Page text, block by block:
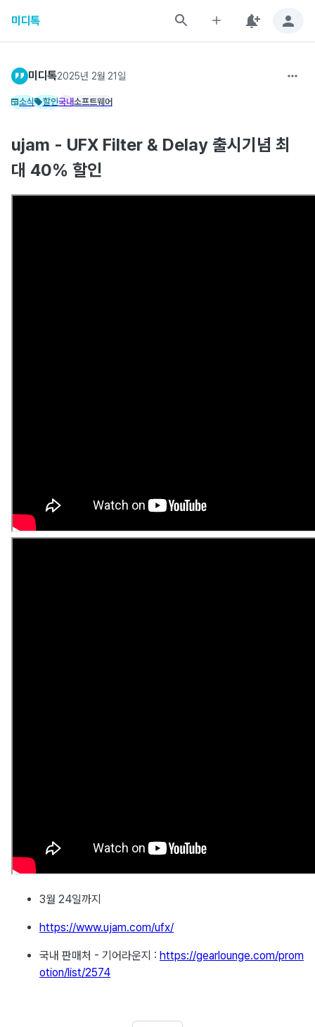
미디톡
미디톡2025년 2월 21일
소식 할인국내소프트웨어
ujam - UFX Filter & Delay 출시기념 최
대 40% 할인
3월 24일까지
https://www.ujam.com/ufx/
국내 판매처 - 기어라운지 : https://gearlounge.com/prom
otion/list/2574